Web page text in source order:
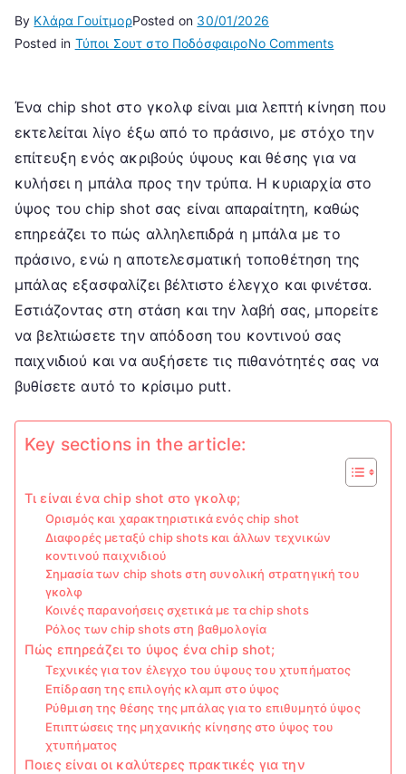
By Κλάρα ΓουίτμορPosted on 30/01/2026
Posted in Τύποι Σουτ στο ΠοδόσφαιροNo Commentson
Ύψος,
Λεπτότητα
Ένα chip shot στο γκολφ είναι μια λεπτή κίνηση που
εκτελείται λίγο έξω από το πράσινο, με στόχο την
επίτευξη ενός ακριβούς ύψους και θέσης για να
κυλήσει η μπάλα προς την τρύπα. Η κυριαρχία στο
ύψος του chip shot σας είναι απαραίτητη, καθώς
επηρεάζει το πώς αλληλεπιδρά η μπάλα με το
πράσινο, ενώ η αποτελεσματική τοποθέτηση της
μπάλας εξασφαλίζει βέλτιστο έλεγχο και φινέτσα.
Εστιάζοντας στη στάση και την λαβή σας, μπορείτε
να βελτιώσετε την απόδοση του κοντινού σας
παιχνιδιού και να αυξήσετε τις πιθανότητές σας να
βυθίσετε αυτό το κρίσιμο putt.
Key sections in the article:
Τι είναι ένα chip shot στο γκολφ;
Ορισμός και χαρακτηριστικά ενός chip shot
Διαφορές μεταξύ chip shots και άλλων τεχνικών
κοντινού παιχνιδιού
Σημασία των chip shots στη συνολική στρατηγική του
γκολφ
Κοινές παρανοήσεις σχετικά με τα chip shots
Ρόλος των chip shots στη βαθμολογία
Πώς επηρεάζει το ύψος ένα chip shot;
Τεχνικές για τον έλεγχο του ύψους του χτυπήματος
Επίδραση της επιλογής κλαμπ στο ύψος
Ρύθμιση της θέσης της μπάλας για το επιθυμητό ύψος
Επιπτώσεις της μηχανικής κίνησης στο ύψος του
χτυπήματος
Ποιες είναι οι καλύτερες πρακτικές για την